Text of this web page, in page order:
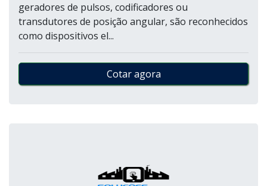
geradores de pulsos, codificadores ou
transdutores de posição angular, são reconhecidos
como dispositivos el...
Cotar agora